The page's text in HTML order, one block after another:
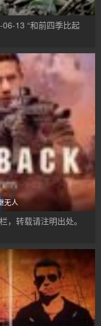
13 “和前四季比起
无人
，转载请注明出处。